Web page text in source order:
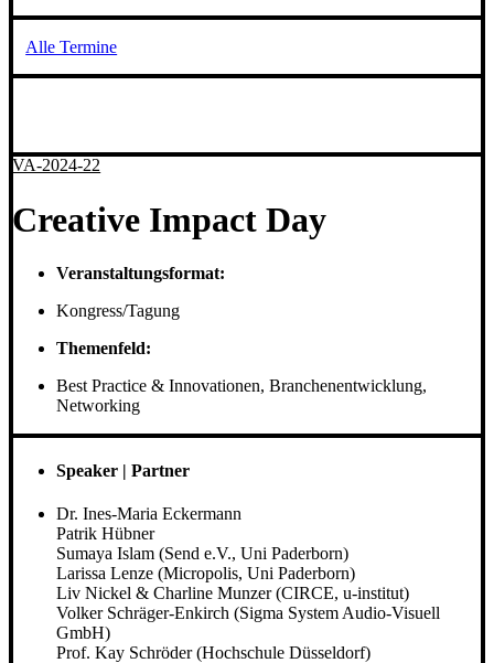
Alle Termine
VA-2024-22
Creative Impact Day
Veranstaltungsformat:
Kongress/Tagung
Themenfeld:
Best Practice & Innovationen, Branchenentwicklung,
Networking
Speaker | Partner
Dr. Ines-Maria Eckermann
Patrik Hübner
Sumaya Islam (Send e.V., Uni Paderborn)
Larissa Lenze (Micropolis, Uni Paderborn)
Liv Nickel & Charline Munzer (CIRCE, u-institut)
Volker Schräger-Enkirch (Sigma System Audio-Visuell
GmbH)
Prof. Kay Schröder (Hochschule Düsseldorf)